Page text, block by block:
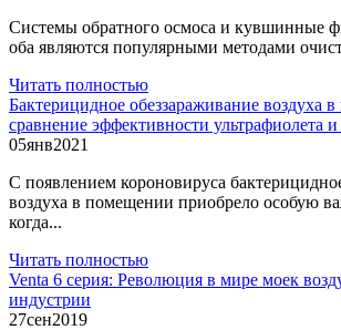
Системы обратного осмоса и кувшинные
оба являются популярными методами
Читать полностью
Бактерицидное обеззараживание воздуха
сравнение эффективности ультрафиолета
05янв2021
С появлением короновируса
воздуха в помещении приобрело особую
когда...
Читать полностью
Venta 6 серия: Революция в мире моек
индустрии
27сен2019